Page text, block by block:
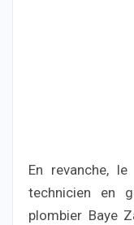
En revanche,
technicien en
plombier Baye